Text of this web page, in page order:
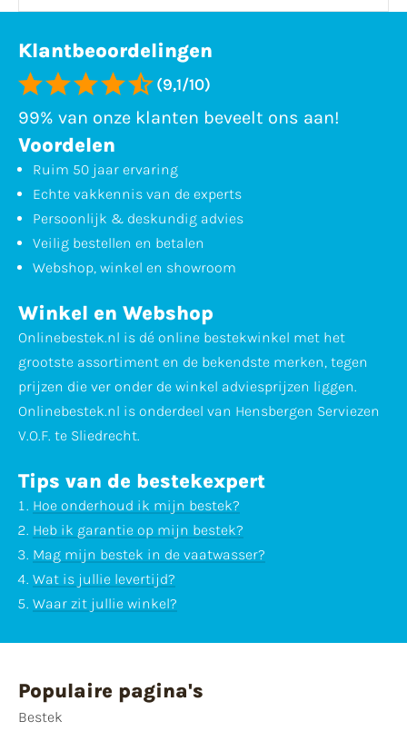
Klantbeoordelingen
(9,1/10)
99% van onze klanten beveelt ons aan!
Voordelen
Ruim 50 jaar ervaring
Echte vakkennis van de experts
Persoonlijk & deskundig advies
Veilig bestellen en betalen
Webshop, winkel en showroom
Winkel en Webshop
Onlinebestek.nl is dé online bestekwinkel met het
grootste assortiment en de bekendste merken, tegen
prijzen die ver onder de winkel adviesprijzen liggen.
Onlinebestek.nl is onderdeel van Hensbergen Serviezen
V.O.F. te Sliedrecht.
Tips van de bestekexpert
Hoe onderhoud ik mijn bestek?
Heb ik garantie op mijn bestek?
Mag mijn bestek in de vaatwasser?
Wat is jullie levertijd?
Waar zit jullie winkel?
Populaire pagina's
Bestek